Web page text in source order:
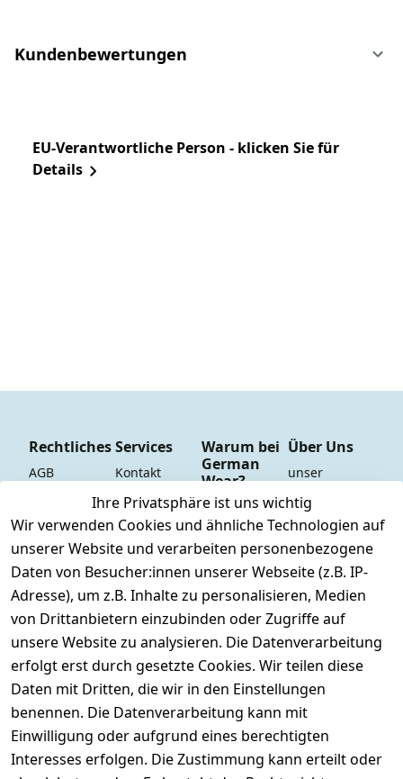
Kundenbewertungen
EU-Verantwortliche Person - klicken Sie für
Details
Ihre Privatsphäre ist uns wichtig
Wir verwenden Cookies und ähnliche Technologien auf
unserer Website und verarbeiten personenbezogene
Daten von Besucher:innen unserer Webseite (z.B. IP-
Adresse), um z.B. Inhalte zu personalisieren, Medien
von Drittanbietern einzubinden oder Zugriffe auf
unsere Website zu analysieren. Die Datenverarbeitung
erfolgt erst durch gesetzte Cookies. Wir teilen diese
Daten mit Dritten, die wir in den Einstellungen
benennen. Die Datenverarbeitung kann mit
Einwilligung oder aufgrund eines berechtigten
Interesses erfolgen. Die Zustimmung kann erteilt oder
Rechtliches
AGB
Impressum
Datenschutze
rklärung
Barrierefreihe
itserklärung
Widerrufsrec
ht
Vertrag
widerrufen
Services
Kontakt
Registrieren
Versand &
Versandkoste
n
Retoure &
Rücksendung
Rücksendeeti
kett drucken
(Inland)
FAQs - Häufig
gestellte
Fragen
Warum bei
German
Wear?
Dauer
Tiefpreisgara
ntie*
Express-24h-
Versand
24/7 aktueller
Warenbestan
d
+ 95% aus
eigener
Herstellung
+ 60 Jahre
Über Uns
unser
YouTube-
Kanal
unsere
Facebook-
Seite
unsere
Damen &
Herren
unsere
Gutscheine &
SALE